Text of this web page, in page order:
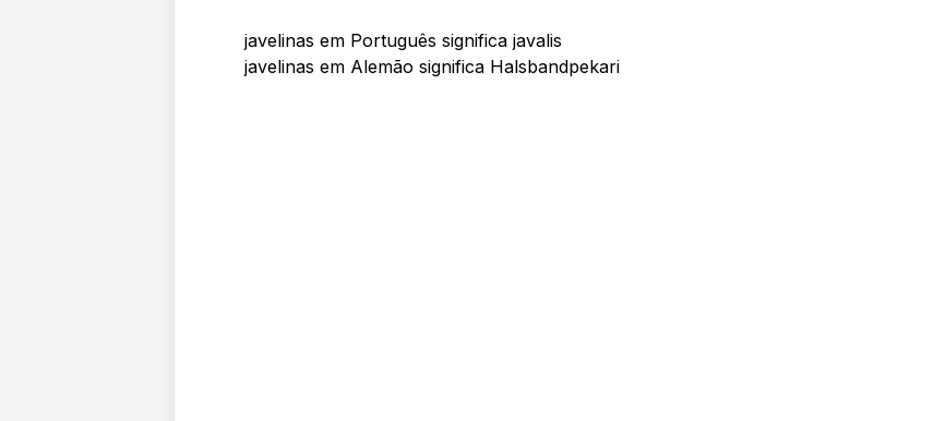
javelinas em Português significa javalis
javelinas em Alemão significa Halsbandpekari